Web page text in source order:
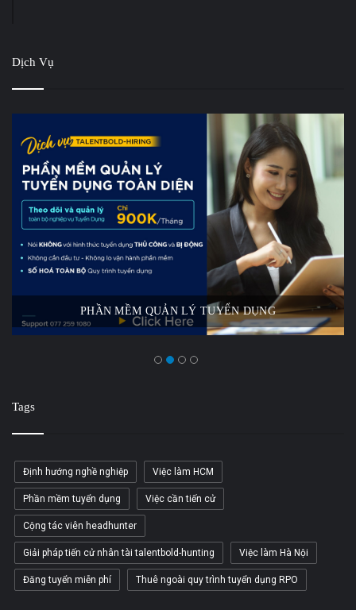
Dịch Vụ
THUÊ NGOÀI QUY TRÌNH TUYỂN DỤNG
Tags
Định hướng nghề nghiệp Việc làm HCM
Phần mềm tuyển dụng Việc cần tiến cử
Cộng tác viên headhunter
Giải pháp tiến cử nhân tài talentbold-hunting Việc làm Hà Nội
Đăng tuyển miễn phí Thuê ngoài quy trình tuyển dụng RPO